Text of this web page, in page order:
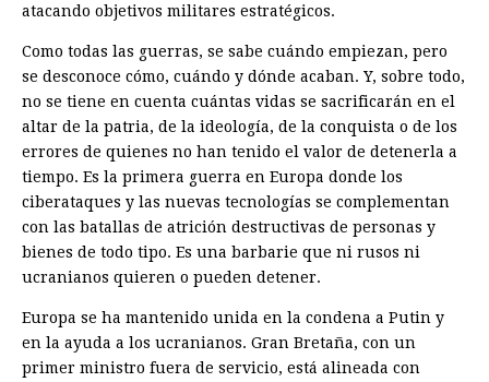
atacando objetivos militares estratégicos.
Como todas las guerras, se sabe cuándo empiezan, pero
se desconoce cómo, cuándo y dónde acaban. Y, sobre todo,
no se tiene en cuenta cuántas vidas se sacrificarán en el
altar de la patria, de la ideología, de la conquista o de los
errores de quienes no han tenido el valor de detenerla a
tiempo. Es la primera guerra en Europa donde los
ciberataques y las nuevas tecnologías se complementan
con las batallas de atrición destructivas de personas y
bienes de todo tipo. Es una barbarie que ni rusos ni
ucranianos quieren o pueden detener.
Europa se ha mantenido unida en la condena a Putin y
en la ayuda a los ucranianos. Gran Bretaña, con un
primer ministro fuera de servicio, está alineada con